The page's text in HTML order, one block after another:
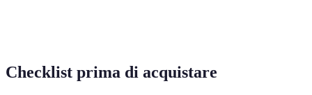
Checklist prima di acquistare